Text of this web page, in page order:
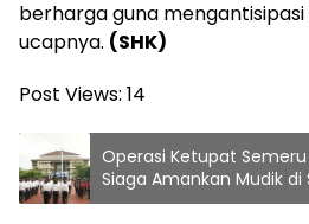
berharga guna
ucapnya. (SHK)
Post Views: 14
Operasi Ketupat
Siaga Amankan Mudik di